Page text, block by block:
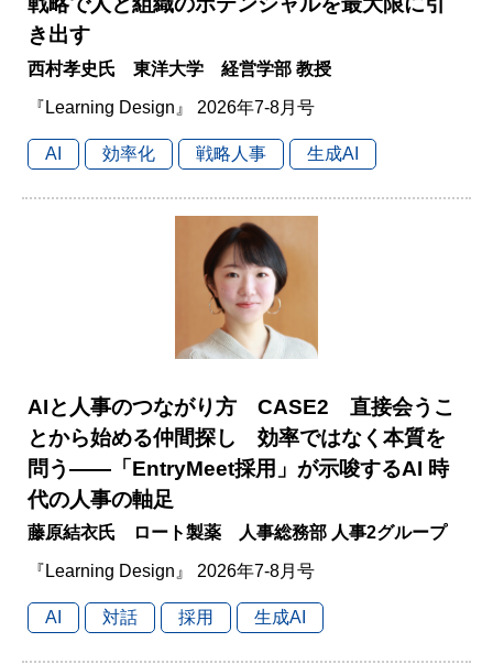
き出す
西村孝史氏 東洋大学 経営学部 教授
『Learning Design』 2026年7-8月号
AI 効率化 戦略人事 生成AI
AIと人事のつながり方 CASE2 直接会うこ
とから始める仲間探し 効率ではなく本質を
問う――「EntryMeet採用」が示唆するAI 時
代の人事の軸足
藤原結衣氏 ロート製薬 人事総務部 人事2グループ
『Learning Design』 2026年7-8月号
AI 対話 採用 生成AI